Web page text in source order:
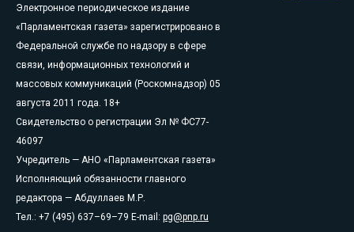
Электронное периодическое издание
«Парламентская газета» зарегистрировано в
Федеральной службе по надзору в сфере
связи, информационных технологий и
массовых коммуникаций (Роскомнадзор) 05
августа 2011 года. 18+
Свидетельство о регистрации Эл № ФС77-
46097
Учредитель — АНО «Парламентская газета»
Исполняющий обязанности главного
редактора — Абдуллаев М.Р.
Тел.: +7 (495) 637–69–79 E-mail: pg@pnp.ru